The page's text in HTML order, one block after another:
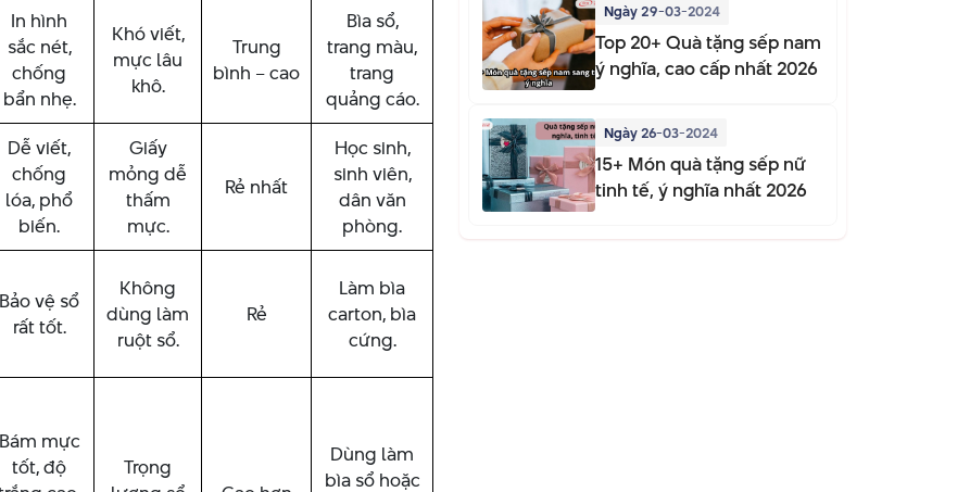
In hình
sắc nét,
chống
bẩn nhẹ.
Khó viết,
mực lâu
khô.
Trung
bình – cao
Bìa sổ,
trang màu,
trang
quảng cáo.
Dễ viết,
chống
lóa, phổ
biến.
Giấy
mỏng dễ
thấm
mực.
Rẻ nhất
Học sinh,
sinh viên,
dân văn
phòng.
Bảo vệ sổ
rất tốt.
Không
dùng làm
ruột sổ.
Rẻ
Làm bìa
carton, bìa
cứng.
Bám mực
tốt, độ
Trọng
Dùng làm
bìa sổ hoặc
Ngày 29-03-2024
Top 20+ Quà tặng sếp nam
ý nghĩa, cao cấp nhất 2026
Ngày 26-03-2024
15+ Món quà tặng sếp nữ
tinh tế, ý nghĩa nhất 2026